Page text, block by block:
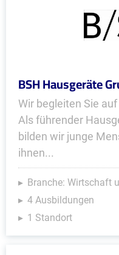
BSH Hausgeräte
Wir begleiten Sie
Als führender
bilden wir junge
ihnen...
Branche: Wirtschaft
4 Ausbildungen
1 Standort